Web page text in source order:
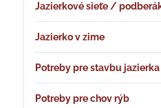
Jazierkové sieťe /
Jazierko v zime
Potreby pre stavbu jazierka
Potreby pre chov rýb